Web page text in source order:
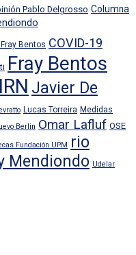
Pablo Delgrosso Columna
Bentos COVID-19
Fray Bentos
IRN Javier De
Lucas Torreira Medidas
Berlin Omar Lafluf OSE
Fundación UPM rio
Mendiondo Udelar